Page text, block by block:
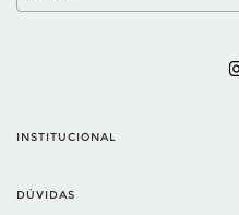
INSTITUCIONAL
DÚVIDAS